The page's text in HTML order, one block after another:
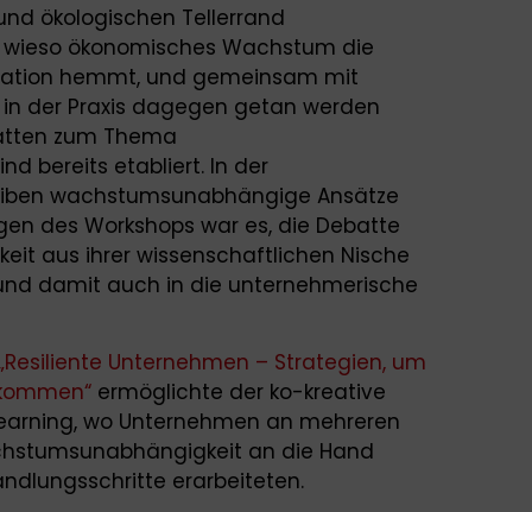
ökologischen Tellerrand
ökonomisches Wachstum die
hemmt, und gemeinsam mit
der Praxis dagegen getan werden
zum Thema
bereits etabliert. In der
wachstumsunabhängige Ansätze
des Workshops war es, die Debatte
aus ihrer wissenschaftlichen Nische
damit auch in die unternehmerische
Unternehmen – Strategien, um
ermöglichte der ko-kreative
wo Unternehmen an mehreren
an die Hand
erarbeiteten.